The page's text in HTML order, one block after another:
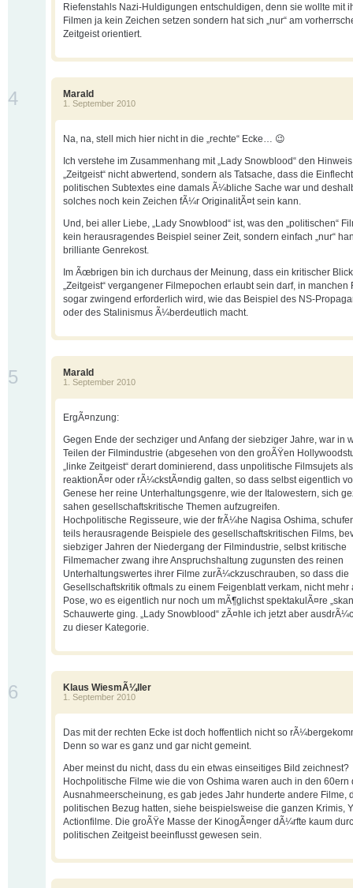
Riefenstahls Nazi-Huldigungen entschuldigen, denn sie wollte mit
Filmen ja kein Zeichen setzen sondern hat sich „nur“ am
Zeitgeist orientiert.
Marald
1. September 2010
4
Na, na, stell mich hier nicht in die „rechte“ Ecke… 😉
Ich verstehe im Zusammenhang mit „Lady Snowblood“ den
„Zeitgeist“ nicht abwertend, sondern als Tatsache, dass die
politischen Subtextes eine damals Ã¼bliche Sache war und
solches noch kein Zeichen fÃ¼r OriginalitÃ¤t sein kann.
Und, bei aller Liebe, „Lady Snowblood“ ist, was den „politischen“
kein herausragendes Beispiel seiner Zeit, sondern einfach „nur“
brilliante Genrekost.
Im Ãœbrigen bin ich durchaus der Meinung, dass ein kritischer
„Zeitgeist“ vergangener Filmepochen erlaubt sein darf, in manchen
sogar zwingend erforderlich wird, wie das Beispiel des NS-
oder des Stalinismus Ã¼berdeutlich macht.
Marald
1. September 2010
5
ErgÃ¤nzung:
Gegen Ende der sechziger und Anfang der siebziger Jahre, war in
Teilen der Filmindustrie (abgesehen von den groÃŸen
„linke Zeitgeist“ derart dominierend, dass unpolitische Filmsujets als
reaktionÃ¤r oder rÃ¼ckstÃ¤ndig galten, so dass selbst eigentlich
Genese her reine Unterhaltungsgenre, wie der Italowestern, sich
sahen gesellschaftskritische Themen aufzugreifen.
Hochpolitische Regisseure, wie der frÃ¼he Nagisa Oshima,
teils herausragende Beispiele des gesellschaftskritischen Films,
siebziger Jahren der Niedergang der Filmindustrie, selbst kritische
Filmemacher zwang ihre Anspruchshaltung zugunsten des reinen
Unterhaltungswertes ihrer Filme zurÃ¼ckzuschrauben, so dass die
Gesellschaftskritik oftmals zu einem Feigenblatt verkam, nicht mehr
Pose, wo es eigentlich nur noch um mÃ¶glichst spektakulÃ¤re
Schauwerte ging. „Lady Snowblood“ zÃ¤hle ich jetzt aber
zu dieser Kategorie.
Klaus WiesmÃ¼ller
1. September 2010
6
Das mit der rechten Ecke ist doch hoffentlich nicht so
Denn so war es ganz und gar nicht gemeint.
Aber meinst du nicht, dass du ein etwas einseitiges Bild zeichnest?
Hochpolitische Filme wie die von Oshima waren auch in den 60ern
Ausnahmeerscheinung, es gab jedes Jahr hunderte andere Filme,
politischen Bezug hatten, siehe beispielsweise die ganzen Krimis,
Actionfilme. Die groÃŸe Masse der KinogÃ¤nger dÃ¼rfte kaum
politischen Zeitgeist beeinflusst gewesen sein.